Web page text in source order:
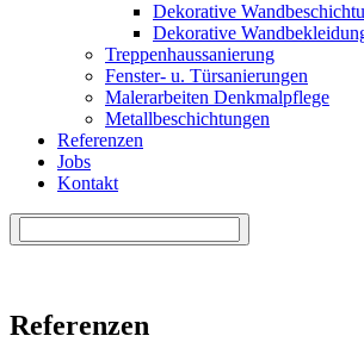
Dekorative
Dekorative
Treppenhaussanierung
Fenster- u. Türsanierungen
Malerarbeiten Denkmalpflege
Metallbeschichtungen
Referenzen
Jobs
Kontakt
Referenzen